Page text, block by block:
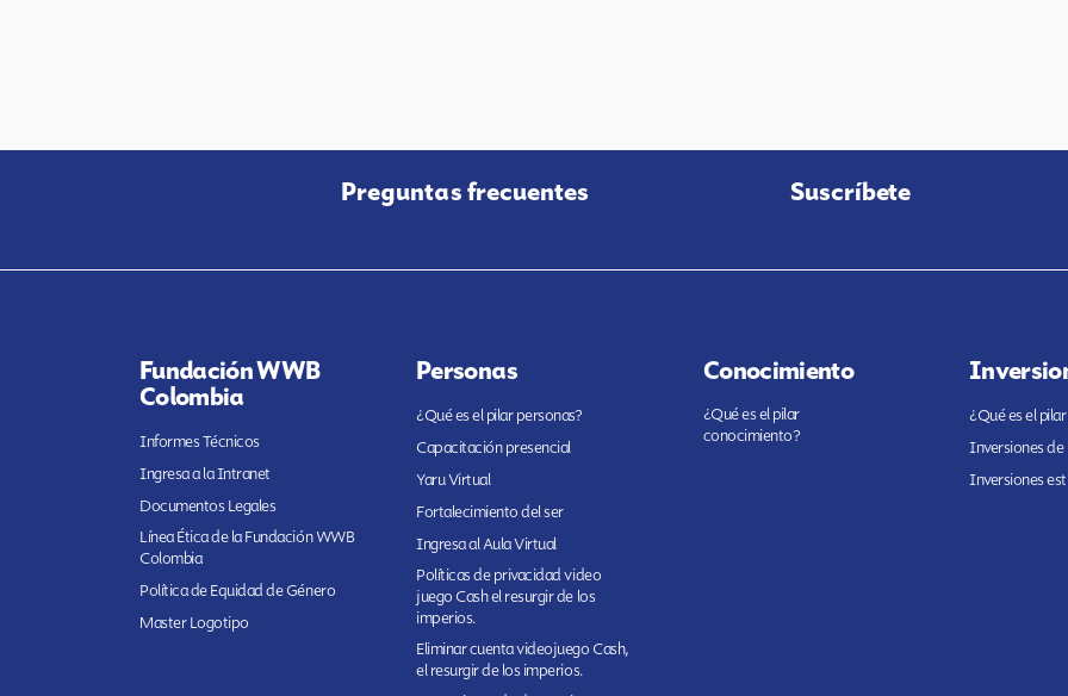
Preguntas frecuentes Suscríbete
Fundación WWB
Colombia
Informes Técnicos
Ingresa a la Intranet
Documentos Legales
Línea Ética de la Fundación WWB
Colombia
Política de Equidad de Género
Master Logotipo
Personas
¿Qué es el pilar personas?
Capacitación presencial
Yaru Virtual
Fortalecimiento del ser
Ingresa al Aula Virtual
Políticas de privacidad video
juego Cash el resurgir de los
imperios.
Eliminar cuenta videojuego Cash,
el resurgir de los imperios.
Conocimiento
¿Qué es el pilar
conocimiento?
¿Qué es el
Inversiones
Inversiones